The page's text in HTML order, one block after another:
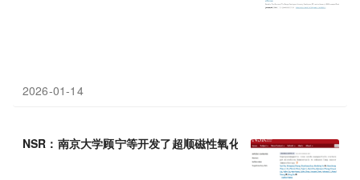
2026-01-14
NSR：南京大学顾宁等开发了超顺磁性氧化铁纳米颗粒，用于恢复